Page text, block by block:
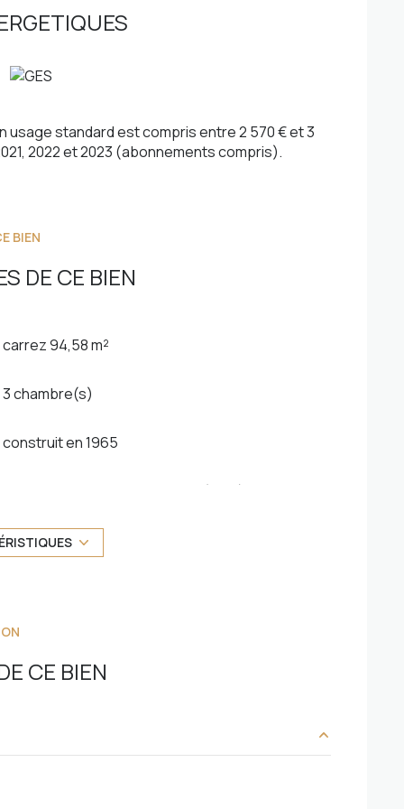
et cave.
écoles, collège et axes principaux. Arrêt de
standard est compris entre 2 570 € et 3
2022 et 2023 (abonnements compris).
BIEN
DE CE BIEN
carrez 94,58 m²
3 chambre(s)
construit en 1965
Chauffage collectif : radiateur (fioul)
exposition Est-Ouest
vue PANORAMIQUE ST PAUL ET COLLINES
balconCE BIEN